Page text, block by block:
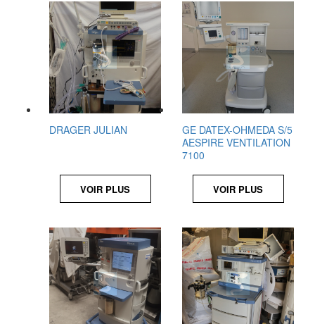
DRAGER JULIAN
VOIR PLUS
GE DATEX-OHMEDA S/5
AESPIRE VENTILATION
7100
VOIR PLUS